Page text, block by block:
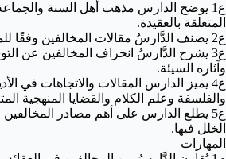
ع1 يوضح الدارس مذهب أهل السنة
المتعلقة بالعقيدة.
ع2 يصنف الدَّارسُ مقالات المخالفين وفقًا للمنهجية العلمية.
ع3 يشرح الدَّارسُ انحراف المخالفين عن
وآثاره السيئة.
ع4 يميز الدارس المقالات والاتجاهات في
والفلسفة وعلم الكلام والقضايا المنهجية
ع5 يطلع الدارس على أهم مصادر
الخلل فيها.
المهارات